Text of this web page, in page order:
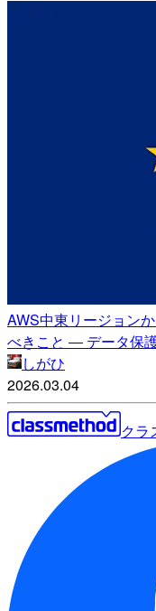
AWS中東リージョン
べきこと ― データ保
しがひ
2026.03.04
クラ